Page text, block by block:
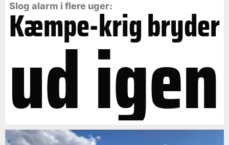
Slog alarm i flere uger:
Kæmpe-krig bryder
ud igen